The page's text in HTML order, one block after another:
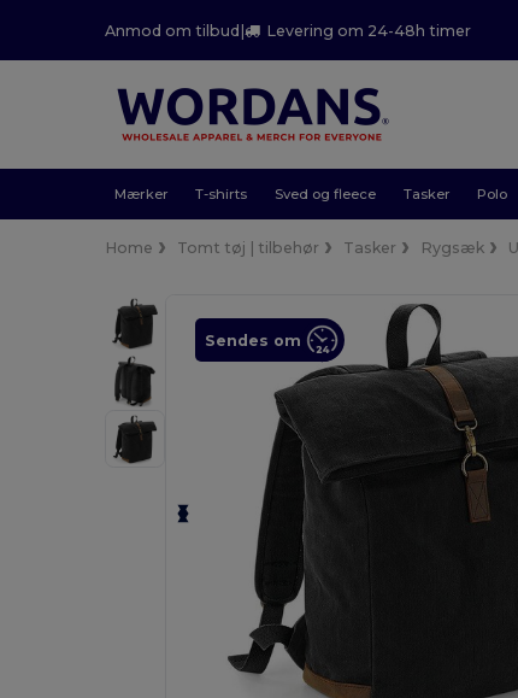
Anmod om tilbud| Levering om 24-48h timer
Mærker T-shirts Sved og fleece Tasker Polo
Home Tomt tøj | tilbehør Tasker Rygsæk
Sendes om